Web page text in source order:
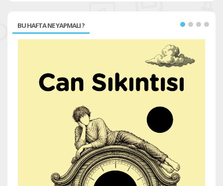
BU HAFTA NE YAPMALI ?